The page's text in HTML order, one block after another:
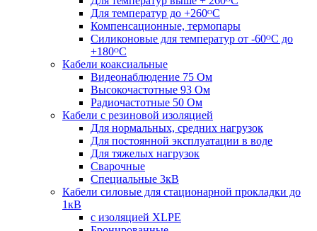
Для температур до +260ᴼС
Компенсационные, термопары
Силиконовые для температур от -60ᴼC до
+180ᴼС
Кабели коаксиальные
Видеонаблюдение 75 Ом
Высокочастотные 93 Ом
Радиочастотные 50 Ом
Кабели с резиновой изоляцией
Для нормальных, средних нагрузок
Для постоянной эксплуатации в воде
Для тяжелых нагрузок
Сварочные
Специальные 3кВ
Кабели силовые для стационарной прокладки до
1кВ
c изоляцией XLPE